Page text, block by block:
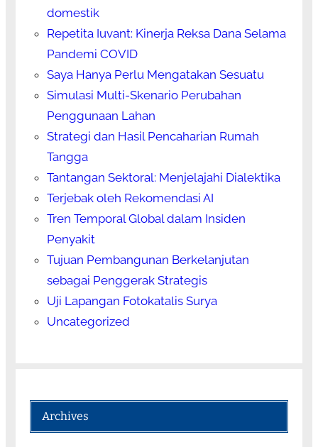
domestik
Repetita Iuvant: Kinerja Reksa Dana Selama
Pandemi COVID
Saya Hanya Perlu Mengatakan Sesuatu
Simulasi Multi-Skenario Perubahan
Penggunaan Lahan
Strategi dan Hasil Pencaharian Rumah
Tangga
Tantangan Sektoral: Menjelajahi Dialektika
Terjebak oleh Rekomendasi AI
Tren Temporal Global dalam Insiden
Penyakit
Tujuan Pembangunan Berkelanjutan
sebagai Penggerak Strategis
Uji Lapangan Fotokatalis Surya
Uncategorized
Archives